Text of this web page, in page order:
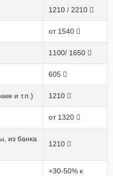
1210 / 2210
от 1540
1100/ 1650
605
и т.п.) 1210
от 1320
из банка
1210
+30-50% к